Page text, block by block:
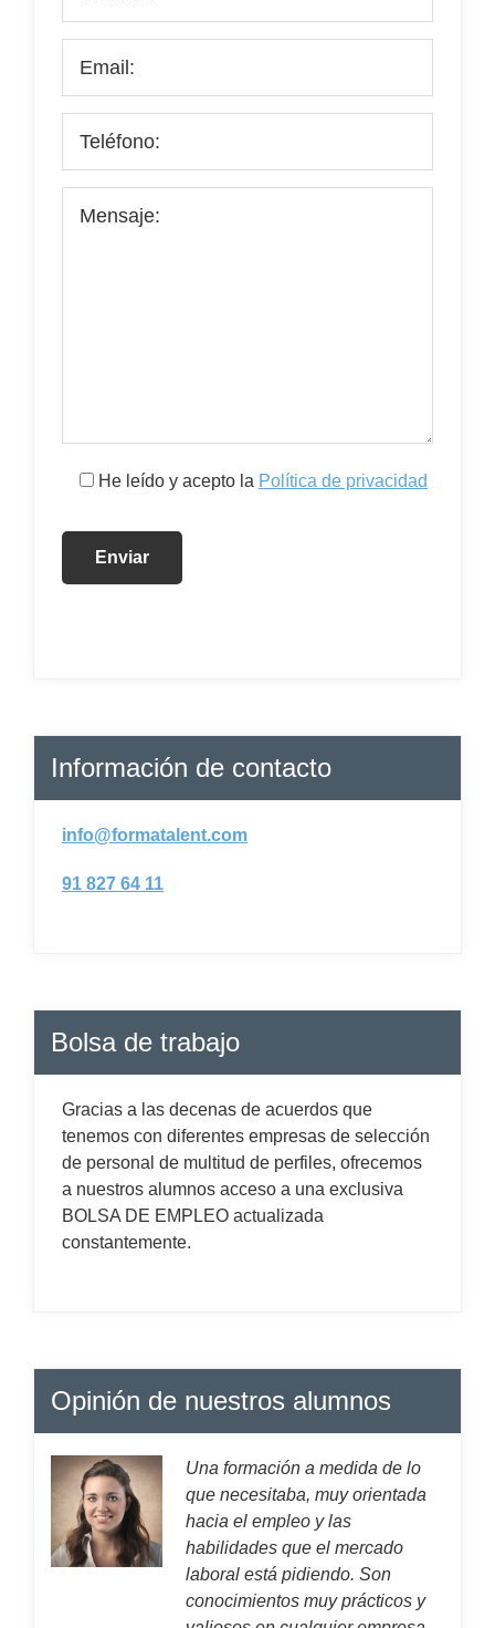
He leído y acepto la Política de privacidad
Información de contacto
info@formatalent.com
91 827 64 11
Bolsa de trabajo
Gracias a las decenas de acuerdos que
tenemos con diferentes empresas de selección
de personal de multitud de perfiles, ofrecemos
a nuestros alumnos acceso a una exclusiva
BOLSA DE EMPLEO actualizada
constantemente.
Opinión de nuestros alumnos
Una formación a medida de lo
que necesitaba, muy orientada
hacia el empleo y las
habilidades que el mercado
laboral está pidiendo. Son
conocimientos muy prácticos y